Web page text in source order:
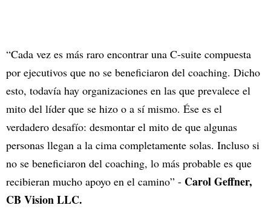
“Cada vez es más raro encontrar una C-suite compuesta
por ejecutivos que no se beneficiaron del coaching. Dicho
esto, todavía hay organizaciones en las que prevalece el
mito del líder que se hizo o a sí mismo. Ése es el
verdadero desafío: desmontar el mito de que algunas
personas llegan a la cima completamente solas. Incluso si
no se beneficiaron del coaching, lo más probable es que
recibieran mucho apoyo en el camino” - Carol Geffner,
CB Vision LLC.